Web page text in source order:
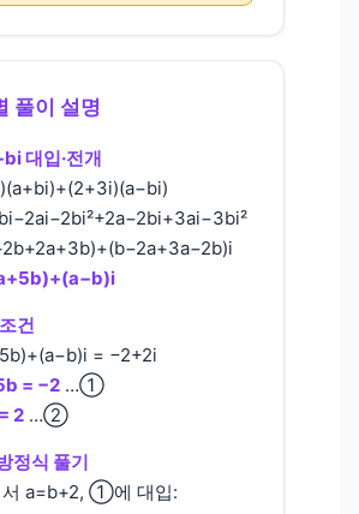
풀이 설명
대입·전개
건
= −2+2i
= −2 …①
2 …②
정식 풀기
a=b+2, ①에 대입: